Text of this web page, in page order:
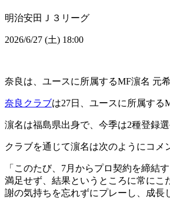
明治安田Ｊ３リーグ
2026/6/27 (土) 18:00
奈良は、ユースに所属するMF濵名 元
奈良クラブは27日、ユースに所属する
濵名は福島県出身で、今季は2種登録
クラブを通じて濵名は次のようにコメ
「このたび、7月からプロ契約を締結
満足せず、結果というところに常にこ
謝の気持ちを忘れずにプレーし、成長